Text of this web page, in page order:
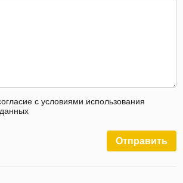
с условиями использования
Отправить